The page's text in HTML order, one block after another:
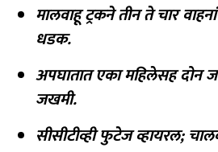
मालवाहू ट्रकने तीन ते चार
धडक.
अपघातात एका महिलेसह दोन
जखमी.
सीसीटीव्ही फुटेज व्हायरल;